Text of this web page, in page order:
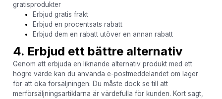
gratisprodukter
Erbjud gratis frakt
Erbjud en procentsats rabatt
Erbjud dem en rabatt utöver en annan rabatt
4. Erbjud ett bättre alternativ
Genom att erbjuda en liknande alternativ produkt med ett
högre värde kan du använda e-postmeddelandet om lager
för att öka försäljningen. Du måste dock se till att
merförsäljningsartiklarna är värdefulla för kunden. Kort sagt,